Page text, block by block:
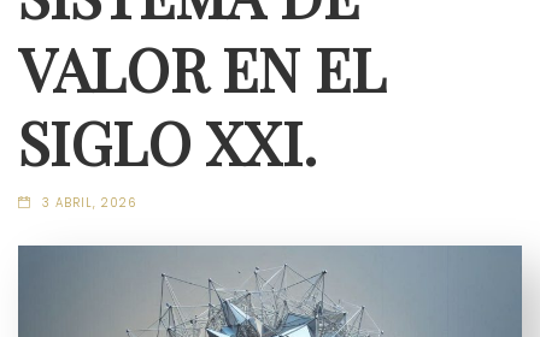
VALOR EN EL
SIGLO XXI.
3 ABRIL, 2026